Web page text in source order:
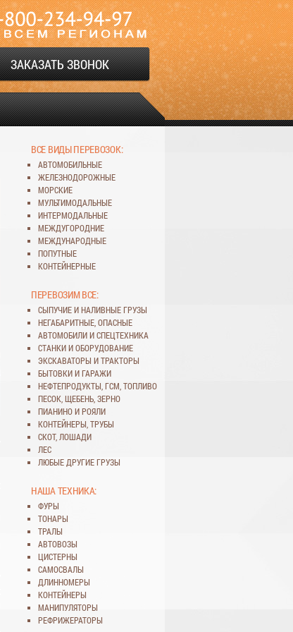
ЗАКАЗАТЬ ЗВОНОК
ВСЕ ВИДЫ ПЕРЕВОЗОК:
АВТОМОБИЛЬНЫЕ
ЖЕЛЕЗНОДОРОЖНЫЕ
МОРСКИЕ
МУЛЬТИМОДАЛЬНЫЕ
ИНТЕРМОДАЛЬНЫЕ
МЕЖДУГОРОДНИЕ
МЕЖДУНАРОДНЫЕ
ПОПУТНЫЕ
КОНТЕЙНЕРНЫЕ
ПЕРЕВОЗИМ ВСЕ:
СЫПУЧИЕИНАЛИВНЫЕ ГРУЗЫ
НЕГАБАРИТНЫЕ ОПАСНЫЕ
АВТОМОБИЛИИСПЕЦТЕХНИКА
СТАНКИИОБОРУДОВАНИЕ
ЭКСКАВАТОРЫ ИТРАКТОРЫ
БЫТОВКИИГАРАЖИ
НЕФТЕПРОДУКТЫ ГСМ ТОПЛИВО
ПЕСОК ЩЕБЕНЬ ЗЕРНО
ПИАНИНО И РОЯЛИ
КОНТЕЙНЕРЫ ТРУБЫ
СКОТ, ЛОШАДИ
ЛЕС
ЛЮБЫЕ ДРУГИЕ ГРУЗЫ
НАША ТЕХНИКА:
ФУРЫ
ТОНАРЫ
ТРАЛЫ
АВТОВОЗЫ
ЦИСТЕРНЫ
САМОСВАЛЫ
ДЛИННОМЕРЫ
КОНТЕЙНЕРЫ
МАНИПУЛЯТОРЫ
РЕФРИЖЕРАТОРЫ